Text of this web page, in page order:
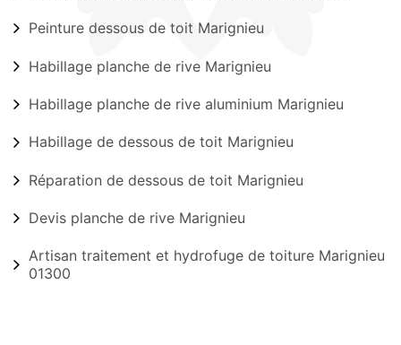
Peinture dessous de toit Marignieu
Habillage planche de rive Marignieu
Habillage planche de rive aluminium Marignieu
Habillage de dessous de toit Marignieu
Réparation de dessous de toit Marignieu
Devis planche de rive Marignieu
Artisan traitement et hydrofuge de toiture Marignieu
01300